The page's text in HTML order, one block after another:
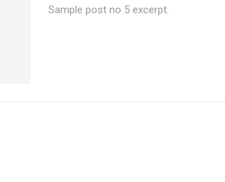
Sample post no 5 excerpt.